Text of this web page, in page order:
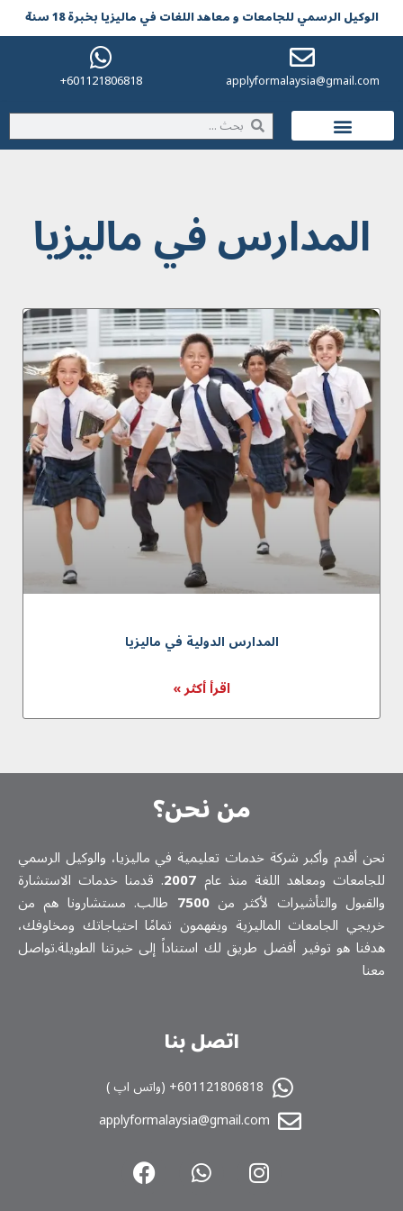
الوکیل الرسمي للجامعات و معاهد اللغات في مالیزیا بخبرة 18 سنة
applyformalaysia@gmail.com
601121806818+
المدارس في مالیزیا
المدارس الدولية في ماليزيا
اقرأ أكثر »
من نحن؟
نحن أقدم وأكبر شركة خدمات تعلیمیة في ماليزيا، والوكيل الرسمي
للجامعات ومعاهد اللغة منذ عام 2007. قدمنا خدمات الاستشارة
والقبول والتأشيرات لأكثر من7500 طالب. مستشارونا هم من
خريجي الجامعات الماليزية ويفهمون تمامًا احتياجاتك ومخاوفك،
هدفنا هو توفير أفضل طريق لك استناداً إلى خبرتنا الطويلة.تواصل
معنا
اتصل بنا
601121806818+ (واتس اپ )
applyformalaysia@gmail.com